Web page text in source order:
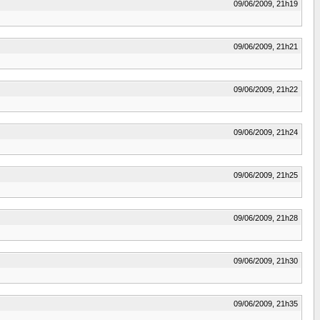
09/06/2009, 21h19
09/06/2009, 21h21
09/06/2009, 21h22
09/06/2009, 21h24
09/06/2009, 21h25
09/06/2009, 21h28
09/06/2009, 21h30
09/06/2009, 21h35